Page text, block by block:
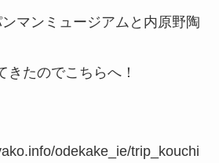
マンミュージアムと内原野陶
きたのでこちらへ！
odekake_ie/trip_kouchi